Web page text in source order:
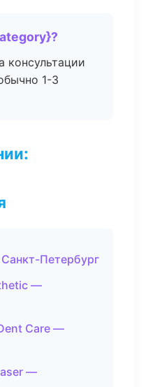
консультации
1-3
Петербург
—
Care —
—